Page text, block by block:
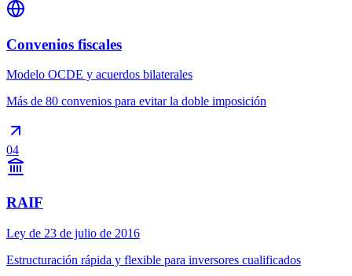
Convenios fiscales
Modelo OCDE y acuerdos bilaterales
Más de 80 convenios para evitar la doble imposición
04
RAIF
Ley de 23 de julio de 2016
Estructuración rápida y flexible para inversores cualificados